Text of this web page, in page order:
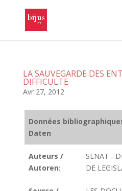
LA SAUVEGARDE DES
DIFFICULTE
Avr 27, 2012
Données
Daten
Auteurs /
Autoren:
SENAT -
DE